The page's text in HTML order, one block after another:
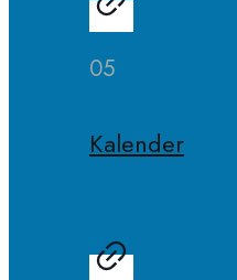
05
Kalender